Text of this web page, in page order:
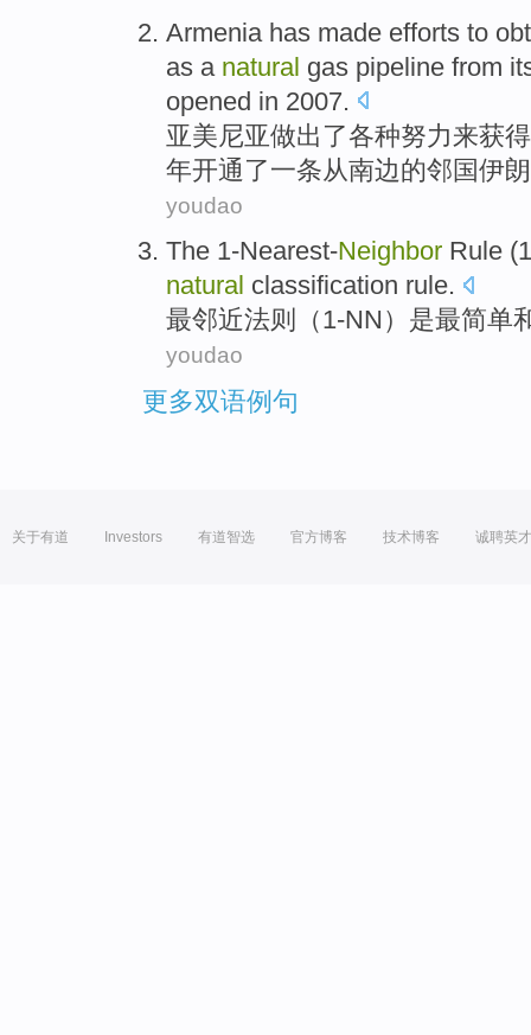
Armenia has made efforts to
as a natural gas pipeline from
opened in 2007.
亚美尼亚做出 了各种努力来获得
年开通 了一条从南边的邻国伊
youdao
The 1-Nearest-Neighbor Rule (
natural classification rule.
最邻近法则 （1-NN ） 是最简单
youdao
更多双语例句
关于有道 Investors 有道智选 官方博客 技术博客 诚聘英才